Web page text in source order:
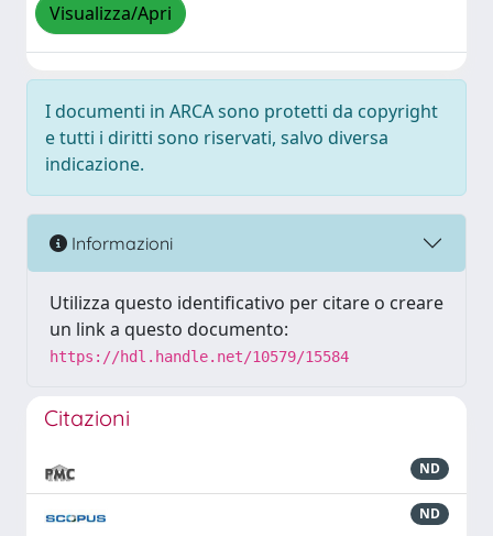
Visualizza/Apri
I documenti in ARCA sono protetti da copyright
e tutti i diritti sono riservati, salvo diversa
indicazione.
Informazioni
Utilizza questo identificativo per citare o creare
un link a questo documento:
https://hdl.handle.net/10579/15584
Citazioni
ND
ND